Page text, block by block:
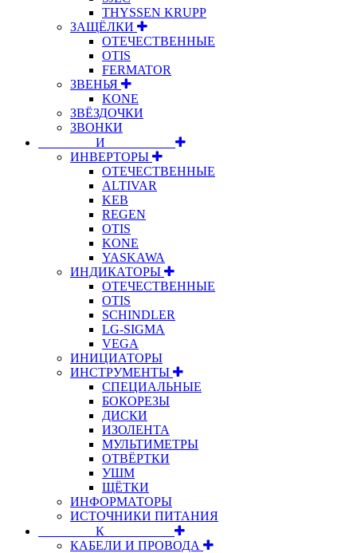
THYSSEN KRUPP
ЗАЩЁЛКИ
ОТЕЧЕСТВЕННЫЕ
OTIS
FERMATOR
ЗВЕНЬЯ
KONE
ЗВЁЗДОЧКИ
ЗВОНКИ
⠀⠀⠀⠀⠀⠀И⠀⠀⠀⠀⠀⠀⠀
ИНВЕРТОРЫ
ОТЕЧЕСТВЕННЫЕ
ALTIVAR
KEB
REGEN
OTIS
KONE
YASKAWA
ИНДИКАТОРЫ
ОТЕЧЕСТВЕННЫЕ
OTIS
SCHINDLER
LG-SIGMA
VEGA
ИНИЦИАТОРЫ
ИНСТРУМЕНТЫ
СПЕЦИАЛЬНЫЕ
БОКОРЕЗЫ
ДИСКИ
ИЗОЛЕНТА
МУЛЬТИМЕТРЫ
ОТВЁРТКИ
УШМ
ЩЁТКИ
ИНФОРМАТОРЫ
ИСТОЧНИКИ ПИТАНИЯ
⠀⠀⠀⠀⠀⠀К⠀⠀⠀⠀⠀⠀⠀
КАБЕЛИ И ПРОВОДА